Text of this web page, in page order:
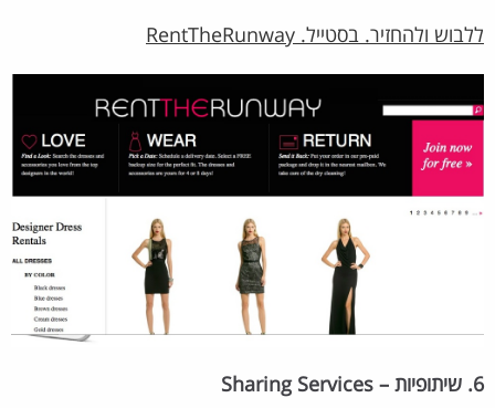
ללבוש ולהחזיר. בסטייל. RentTheRunway
6. שיתופיות – Sharing Services